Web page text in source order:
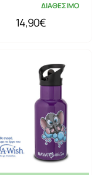
ΔΙΑΘΕΣΙΜΟ
14,90€